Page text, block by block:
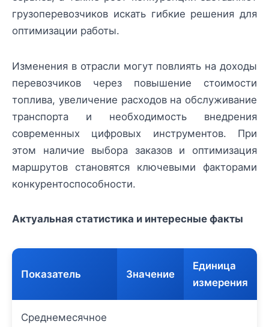
грузоперевозчиков искать гибкие решения для
оптимизации работы.
Изменения в отрасли могут повлиять на доходы
перевозчиков через повышение стоимости
топлива, увеличение расходов на обслуживание
транспорта и необходимость внедрения
современных цифровых инструментов. При
этом наличие выбора заказов и оптимизация
маршрутов становятся ключевыми факторами
конкурентоспособности.
Актуальная статистика и интересные факты
Показатель Значение
Единица
измерения
Среднемесячное